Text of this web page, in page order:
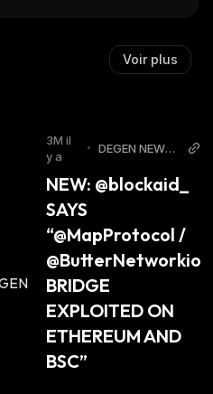
Voir plus
3M il
y a
•
DEGEN NEWS
NEW: @blockaid_
SAYS
“@MapProtocol /
@ButterNetworkio
BRIDGE
EXPLOITED ON
ETHEREUM AND
BSC”